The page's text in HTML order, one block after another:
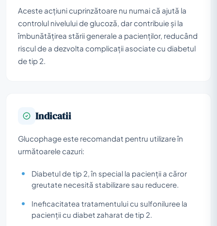
Aceste acțiuni cuprinzătoare nu numai că ajută la
controlul nivelului de glucoză, dar contribuie și la
îmbunătățirea stării generale a pacienților, reducând
riscul de a dezvolta complicații asociate cu diabetul
de tip 2.
Indicatii
Glucophage este recomandat pentru utilizare în
următoarele cazuri:
Diabetul de tip 2, în special la pacienții a căror
greutate necesită stabilizare sau reducere.
Ineficacitatea tratamentului cu sulfoniluree la
pacienții cu diabet zaharat de tip 2.